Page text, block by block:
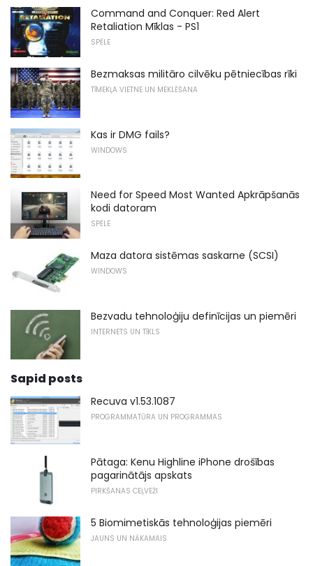
Command and Conquer: Red Alert
Retaliation Mīklas - PS1
SPĒLE
Bezmaksas militāro cilvēku pētniecības rīki
TĪMEKĻA VIETNE UN MEKLĒŠANA
Kas ir DMG fails?
WINDOWS
Need for Speed ​​Most Wanted Apkrāpšanās
kodi datoram
SPĒLE
Maza datora sistēmas saskarne (SCSI)
WINDOWS
Bezvadu tehnoloģiju definīcijas un piemēri
INTERNETS UN TĪKLS
Sapid posts
Recuva v1.53.1087
PROGRAMMATŪRA UN PROGRAMMAS
Pātaga: Kenu Highline iPhone drošības
pagarinātājs apskats
PIRKŠANAS CEĻVEŽI
5 Biomimetiskās tehnoloģijas piemēri
JAUNS UN NĀKAMAIS